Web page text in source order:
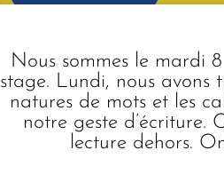
Nous sommes le mardi
stage. Lundi, nous avons
natures de mots et les
notre geste d’écriture.
lecture dehors.